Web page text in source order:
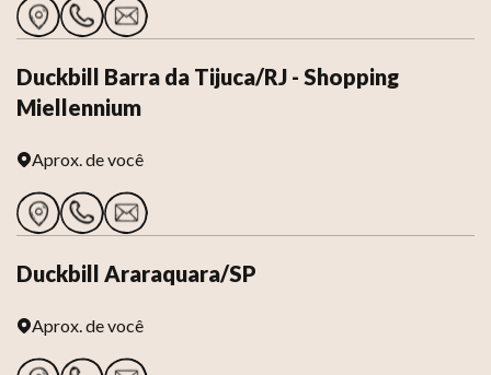
Duckbill Barra da Tijuca/RJ - Shopping
Miellennium
Aprox.de você
Duckbill Araraquara/SP
Aprox.de você